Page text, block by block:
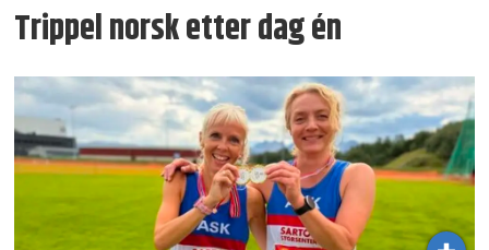
Trippel norsk etter dag én